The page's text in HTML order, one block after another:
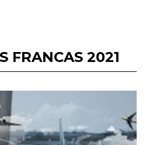
FRANCAS 2021